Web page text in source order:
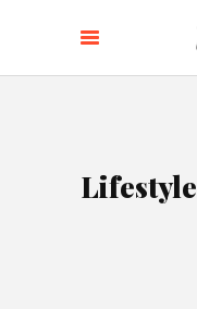
Lifestyle